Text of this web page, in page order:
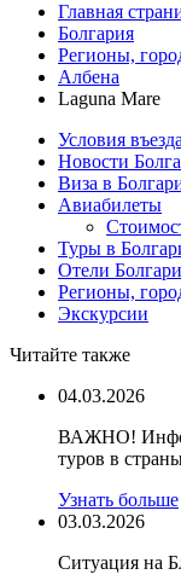
Главная
Болгария
Регионы,
Албена
Laguna Mare
Условия въезда
Новости
Виза в
Авиабилеты
Туры в
Отели
Регионы,
Экскурсии
Читайте также
04.03.2026
ВАЖНО!
туров в
Узнать больше
03.03.2026
Ситуация на